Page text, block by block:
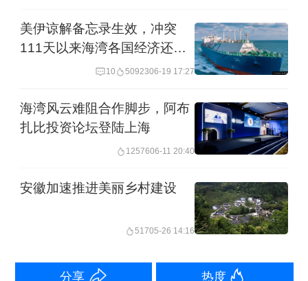
近年来，国家溯源截污、岸线修复、多
元共治，一系列系统工程下，我国海洋
部发布的《2024中国生态环境状况公
报》显示，全国近岸海域海水水质总体
83.7%。283个海湾单元中，162个海湾
优良水质面积比例超过85%，其中125个
美伊谅解备忘录生效，冲突
111天以来海湾各国经济还好
10 5092306-19 17:27
海湾风云难阻合作脚步，阿布
扎比投资论坛登陆上海
1257606-11 20:40
安徽加速推进美丽乡村建设
51705-26 14:16
分享 热度